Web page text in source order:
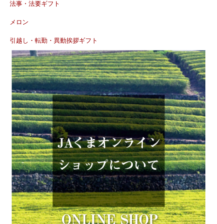
法事・法要ギフト
メロン
引越し・転勤・異動挨拶ギフト